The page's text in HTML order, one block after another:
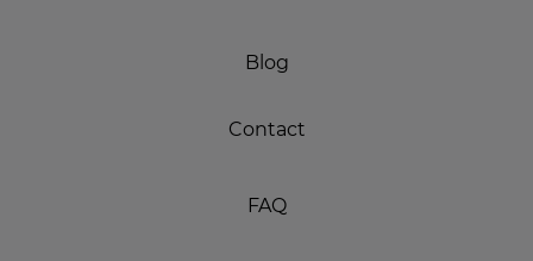
Blog
Contact
FAQ